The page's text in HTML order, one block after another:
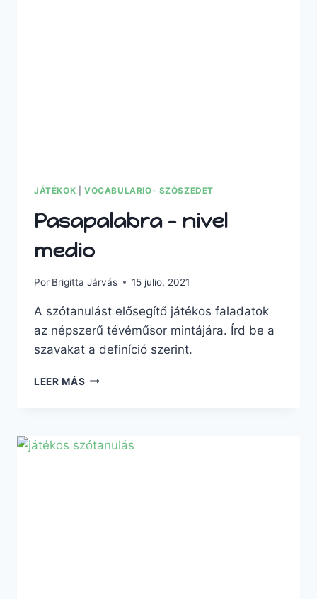
JÁTÉKOK VOCABULARIO- SZÓSZEDET
Pasapalabra – nivel
medio
Por Brigitta Járvás 15 julio, 2021
A szótanulást elősegítő játékos faladatok
az népszerű tévéműsor mintájára. Írd be a
szavakat a definíció szerint.
LEER MÁS PASAPALABRA